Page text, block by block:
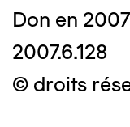
Don en 2007
2007.6.128
© droits